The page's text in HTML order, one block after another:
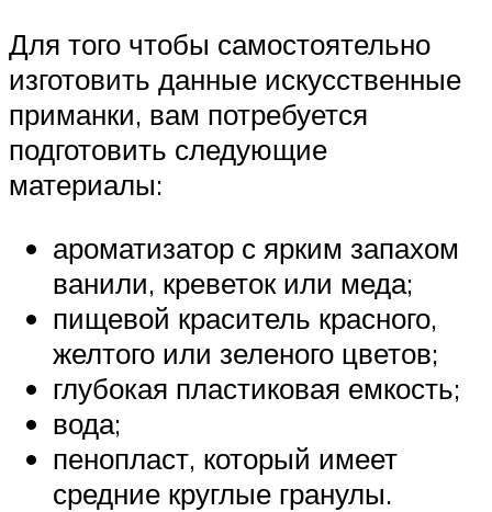
Для того чтобы самостоятельно
изготовить данные искусственные
приманки, вам потребуется
подготовить следующие
материалы:
ароматизатор с ярким запахом
ванили, креветок или меда;
пищевой краситель красного,
желтого или зеленого цветов;
глубокая пластиковая емкость;
вода;
пенопласт, который имеет
средние круглые гранулы.